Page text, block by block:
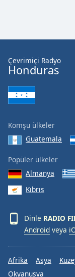
Çevrimiçi Radyo
Honduras
Komşu ülkeler
Guatemala
Popüler ülkeler
Almanya
Kıbrıs
Dinle RADIO
Android veya
Afrika Asya
Okyanusya